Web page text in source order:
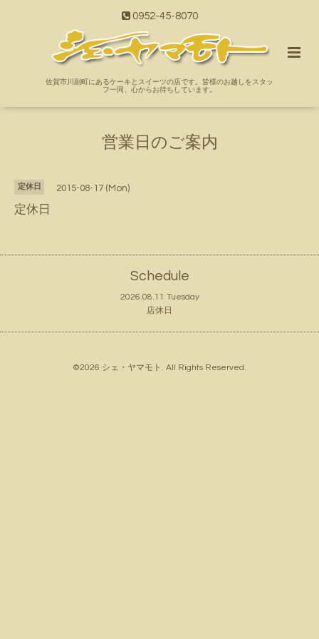
0952-45-8070
佐賀市川副町にあるケーキとスイーツの店です。皆様のお越しをスタッ
フ一同、心からお待ちしています。
営業日のご案内
定休日 2015-08-17 (Mon)
定休日
Schedule
2026.08.11 Tuesday
店休日
©2026 シェ・ヤマモト . All Rights Reserved.